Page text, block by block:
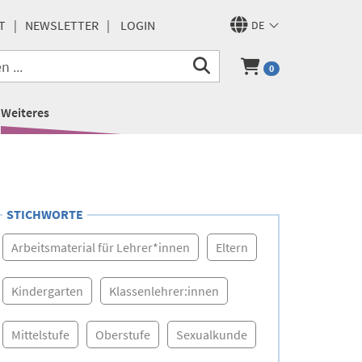
DE
NEWSLETTER LOGIN
0
Weiteres
STICHWORTE
Arbeitsmaterial für Lehrer*innen Eltern
Kindergarten Klassenlehrer:innen
Mittelstufe Oberstufe Sexualkunde